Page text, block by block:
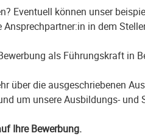
Eventuell können unser
Ansprechpartner:in in dem
als Führungskraft in
über die ausgeschriebenen
um unsere Ausbildungs- und
Ihre Bewerbung.